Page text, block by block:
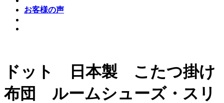
お客様の声
ドット 日本製 こたつ掛け
布団 ルームシューズ・スリ